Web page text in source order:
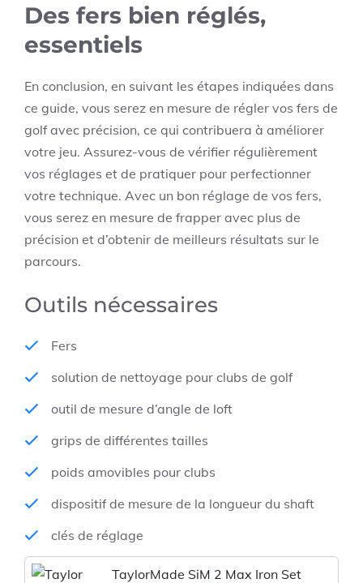
Des fers bien réglés,
essentiels
En conclusion, en suivant les étapes indiquées dans
ce guide, vous serez en mesure de régler vos fers de
golf avec précision, ce qui contribuera à améliorer
votre jeu. Assurez-vous de vérifier régulièrement
vos réglages et de pratiquer pour perfectionner
votre technique. Avec un bon réglage de vos fers,
vous serez en mesure de frapper avec plus de
précision et d’obtenir de meilleurs résultats sur le
parcours.
Outils nécessaires
Fers
solution de nettoyage pour clubs de golf
outil de mesure d’angle de loft
grips de différentes tailles
poids amovibles pour clubs
dispositif de mesure de la longueur du shaft
clés de réglage
TaylorMade SiM 2 Max Iron Set